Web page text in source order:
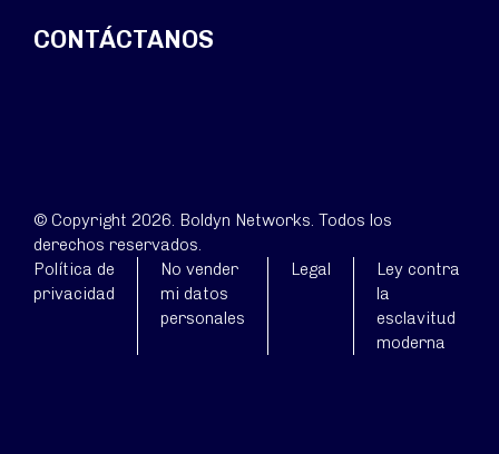
CONTÁCTANOS
© Copyright 2026. Boldyn Networks. Todos los
derechos reservados.
Política de
privacidad
No vender
mi datos
personales
Legal
Ley contra
la
esclavitud
moderna